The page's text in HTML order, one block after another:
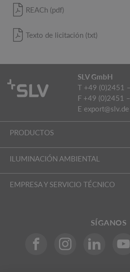
REACh (pdf)
Texto de licitación (txt)
SLV GmbH
T +49 (0)2451
F +49 (0)2451
E export@slv.de
PRODUCTOS
ILUMINACIÓN AMBIENTAL
EMPRESA Y SERVICIO TÉCNICO
SÍGANOS